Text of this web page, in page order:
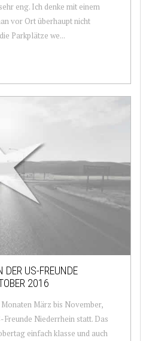
eng. Ich denke mit einem
vor Ort überhaupt nicht
Parkplätze we...
DER US-FREUNDE
2016
März bis November,
Niederrhein statt. Das
einfach klasse und auch